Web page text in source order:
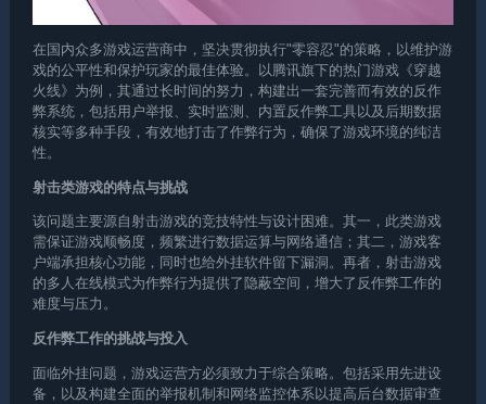
在国内众多游戏运营商中，坚决贯彻执行"零容忍"的策略，以维护游
戏的公平性和保护玩家的最佳体验。以腾讯旗下的热门游戏《穿越
火线》为例，其通过长时间的努力，构建出一套完善而有效的反作
弊系统，包括用户举报、实时监测、内置反作弊工具以及后期数据
核实等多种手段，有效地打击了作弊行为，确保了游戏环境的纯洁
性。
射击类游戏的特点与挑战
该问题主要源自射击游戏的竞技特性与设计困难。其一，此类游戏
需保证游戏顺畅度，频繁进行数据运算与网络通信；其二，游戏客
户端承担核心功能，同时也给外挂软件留下漏洞。再者，射击游戏
的多人在线模式为作弊行为提供了隐蔽空间，增大了反作弊工作的
难度与压力。
反作弊工作的挑战与投入
面临外挂问题，游戏运营方必须致力于综合策略。包括采用先进设
备，以及构建全面的举报机制和网络监控体系以提高后台数据审查